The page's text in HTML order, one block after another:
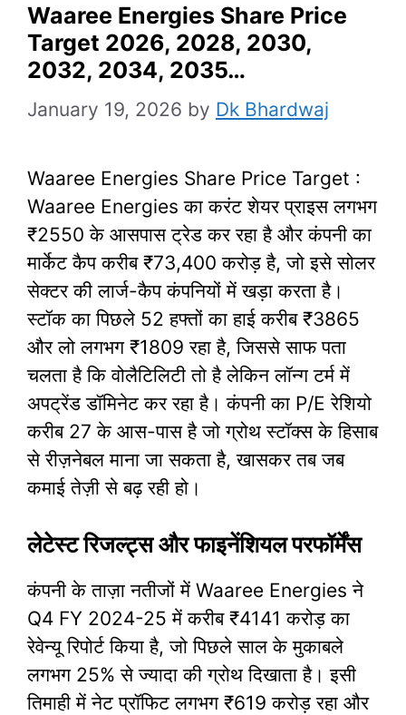
Waaree Energies Share Price
Target 2026, 2028, 2030,
2032, 2034, 2035…
January 19, 2026 by Dk Bhardwaj
Waaree Energies Share Price Target :
Waaree Energies का करंट शेयर प्राइस लगभग
₹2550 के आसपास ट्रेड कर रहा है और कंपनी का
मार्केट कैप करीब ₹73,400 करोड़ है, जो इसे सोलर
सेक्टर की लार्ज-कैप कंपनियों में खड़ा करता है।
स्टॉक का पिछले 52 हफ्तों का हाई करीब ₹3865
और लो लगभग ₹1809 रहा है, जिससे साफ पता
चलता है कि वोलैटिलिटी तो है लेकिन लॉन्ग टर्म में
अपट्रेंड डॉमिनेट कर रहा है। कंपनी का P/E रेशियो
करीब 27 के आस-पास है जो ग्रोथ स्टॉक्स के हिसाब
से रीज़नेबल माना जा सकता है, खासकर तब जब
कमाई तेज़ी से बढ़ रही हो।
लेटेस्ट रिजल्ट्स और फाइनेंशियल परफॉर्मेंस
कंपनी के ताज़ा नतीजों में Waaree Energies ने
Q4 FY 2024-25 में करीब ₹4141 करोड़ का
रेवेन्यू रिपोर्ट किया है, जो पिछले साल के मुकाबले
लगभग 25% से ज्यादा की ग्रोथ दिखाता है। इसी
तिमाही में नेट प्रॉफिट लगभग ₹619 करोड़ रहा और